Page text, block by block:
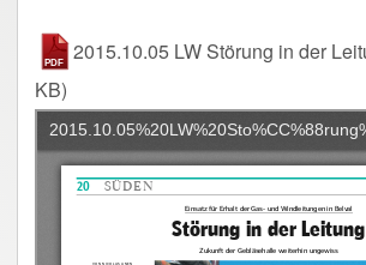
2015.10.05 LW Störung in der
KB)